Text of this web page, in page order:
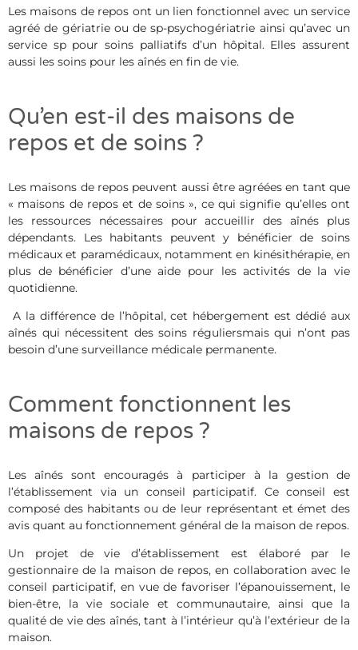
Les maisons de repos ont un lien fonctionnel avec un service
agréé de gériatrie ou de sp-psychogériatrie ainsi qu’avec un
service sp pour soins palliatifs d’un hôpital. Elles assurent
aussi les soins pour les aînés en fin de vie.
Qu’en est-il des maisons de
repos et de soins ?
Les maisons de repos peuvent aussi être agréées en tant que
« maisons de repos et de soins », ce qui signifie qu’elles ont
les ressources nécessaires pour accueillir des aînés plus
dépendants. Les habitants peuvent y bénéficier de soins
médicaux et paramédicaux, notamment en kinésithérapie, en
plus de bénéficier d’une aide pour les activités de la vie
quotidienne.
A la différence de l’hôpital, cet hébergement est dédié aux
aînés qui nécessitent des soins réguliersmais qui n’ont pas
besoin d’une surveillance médicale permanente.
Comment fonctionnent les
maisons de repos ?
Les aînés sont encouragés à participer à la gestion de
l’établissement via un conseil participatif. Ce conseil est
composé des habitants ou de leur représentant et émet des
avis quant au fonctionnement général de la maison de repos.
Un projet de vie d’établissement est élaboré par le
gestionnaire de la maison de repos, en collaboration avec le
conseil participatif, en vue de favoriser l’épanouissement, le
bien-être, la vie sociale et communautaire, ainsi que la
qualité de vie des aînés, tant à l’intérieur qu’à l’extérieur de la
maison.